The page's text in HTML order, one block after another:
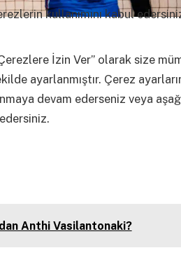
kullanımını kabul
İzin Ver” olarak size
ayarlanmıştır. Çerez
devam ederseniz veya
Anthi Vasilantonaki?